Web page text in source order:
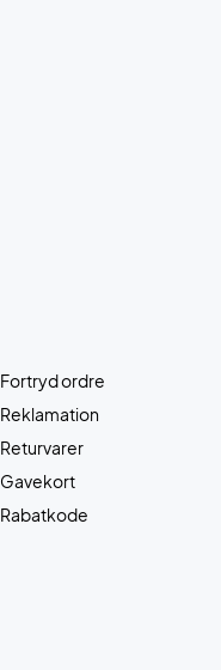
Fortryd ordre
Reklamation
Returvarer
Gavekort
Rabatkode